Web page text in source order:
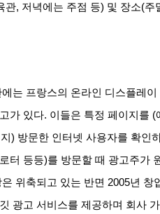
관, 저녁에는 주점 등) 및 장소(주
는 프랑스의 온라인 디스플레
가 있다. 이들은 특정 페이지를 (
) 방문한 인터넷 사용자를 확인
터 등등)를 방문할 때 광고주가
위축되고 있는 반면 2005년 창
광고 서비스를 제공하며 회사